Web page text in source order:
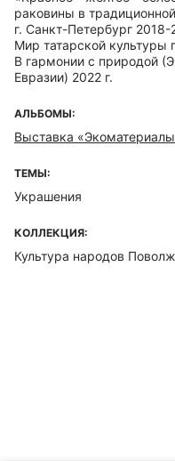
раковины в
г. Санкт-Петербург 2018-
Мир татарской культуры
В гармонии с природой
Евразии) 2022 г.
АЛЬБОМЫ:
Выставка
ТЕМЫ:
Украшения
КОЛЛЕКЦИЯ:
Культура народов